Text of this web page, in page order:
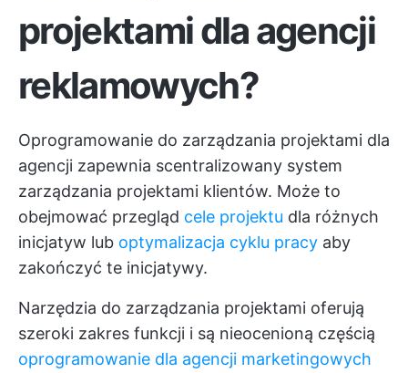
projektami dla agencji
reklamowych?
Oprogramowanie do zarządzania projektami dla
agencji zapewnia scentralizowany system
zarządzania projektami klientów. Może to
obejmować przegląd cele projektu dla różnych
inicjatyw lub optymalizacja cyklu pracy aby
zakończyć te inicjatywy.
Narzędzia do zarządzania projektami oferują
szeroki zakres funkcji i są nieocenioną częścią
oprogramowanie dla agencji marketingowych